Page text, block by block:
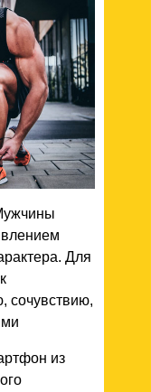
Для
сочувствию,
из